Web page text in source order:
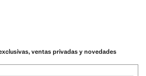
ventas privadas y novedades